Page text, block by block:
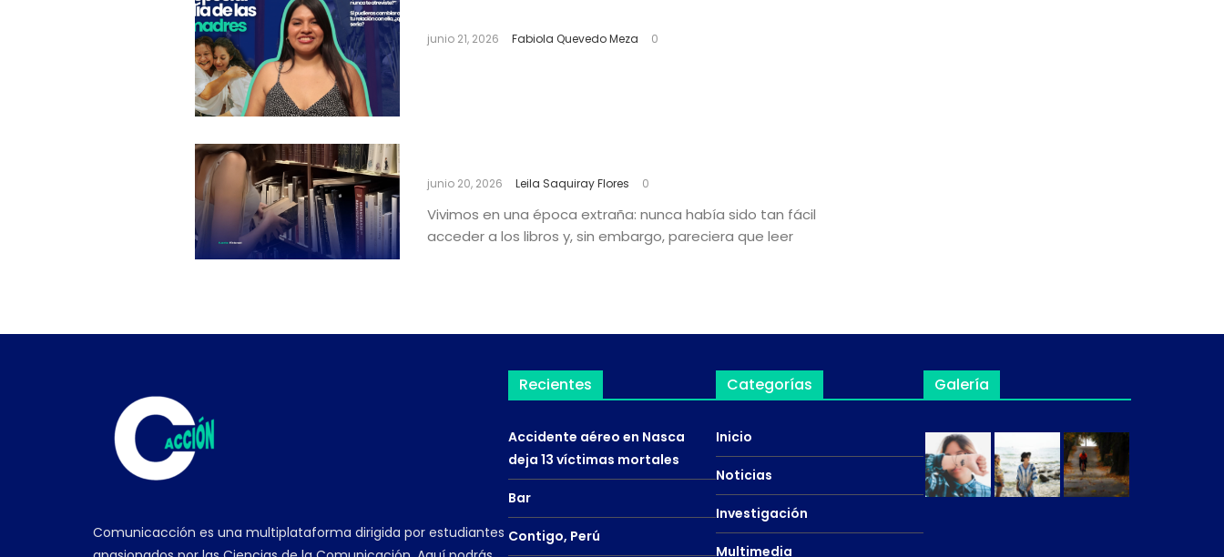
junio 21, 2026 Fabiola Quevedo Meza 0
junio 20, 2026 Leila Saquiray Flores 0
Vivimos en una época extraña: nunca había sido tan fácil
acceder a los libros y, sin embargo, pareciera que leer
Comunicacción es una multiplataforma dirigida por estudiantes
Recientes
Accidente aéreo en Nasca
deja 13 víctimas mortales
Bar
Contigo, Perú
Categorías
Inicio
Noticias
Investigación
Multimedia
Galería